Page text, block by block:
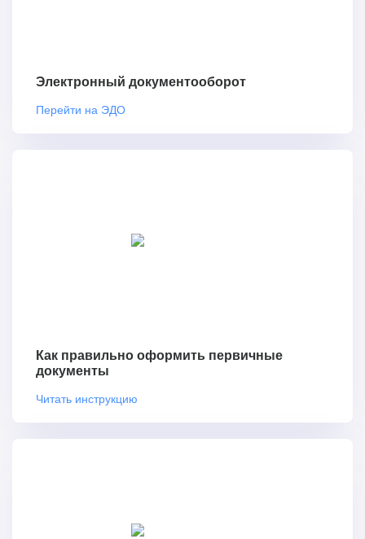
Электронный документооборот
Перейти на ЭДО
Как правильно оформить первичные
документы
Читать инструкцию